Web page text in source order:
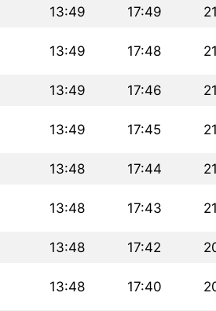
13:49 17:49
13:49 17:48
13:49 17:46
13:49 17:45
13:48 17:44
13:48 17:43
13:48 17:42
13:48 17:40